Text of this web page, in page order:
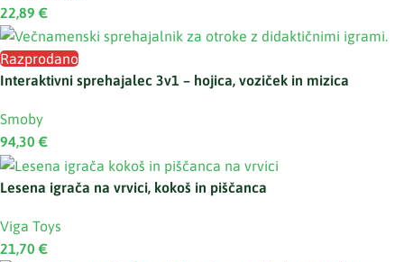
22,89 €
Razprodano
Interaktivni sprehajalec 3v1 – hojica, voziček in mizica
Smoby
94,30 €
Lesena igrača na vrvici, kokoš in piščanca
Viga Toys
21,70 €